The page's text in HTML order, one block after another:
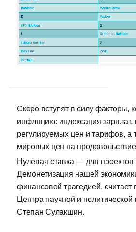
Скоро вступят в силу факторы,
инфляцию: индексация зарплат,
регулируемых цен и тарифов, а
мировых цен на
Нулевая ставка — для проектов
Демонетизация нашей
финансовой трагедией, считает
Центра научной и
Степан Сулакшин.